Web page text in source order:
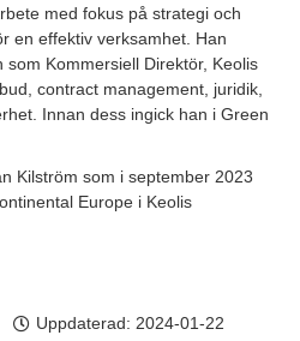
med fokus på strategi och
en effektiv verksamhet. Han
Kommersiell Direktör, Keolis
contract management, juridik,
Innan dess ingick han i Green
Kilström som i september 2023
Europe i Keolis
Uppdaterad: 2024-01-22